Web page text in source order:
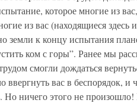
которое многие из
из вас (находящиеся здесь
земли к концу испытания
ком с горы”. Ранее мы
смогли дождаться
вас в беспорядок, и
Но ничего этого не